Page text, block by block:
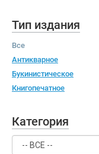
Тип издания
Все
Антикварное
Букинистическое
Книгопечатное
Категория